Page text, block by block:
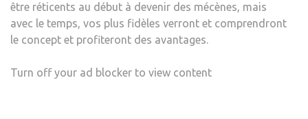
être réticents au début à devenir des mécènes, mais
avec le temps, vos plus fidèles verront et comprendront
le concept et profiteront des avantages.
Turn off your ad blocker to view content